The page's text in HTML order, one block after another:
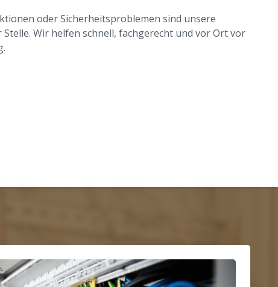
oder Sicherheitsproblemen sind unsere
Wir helfen schnell, fachgerecht und vor Ort vor